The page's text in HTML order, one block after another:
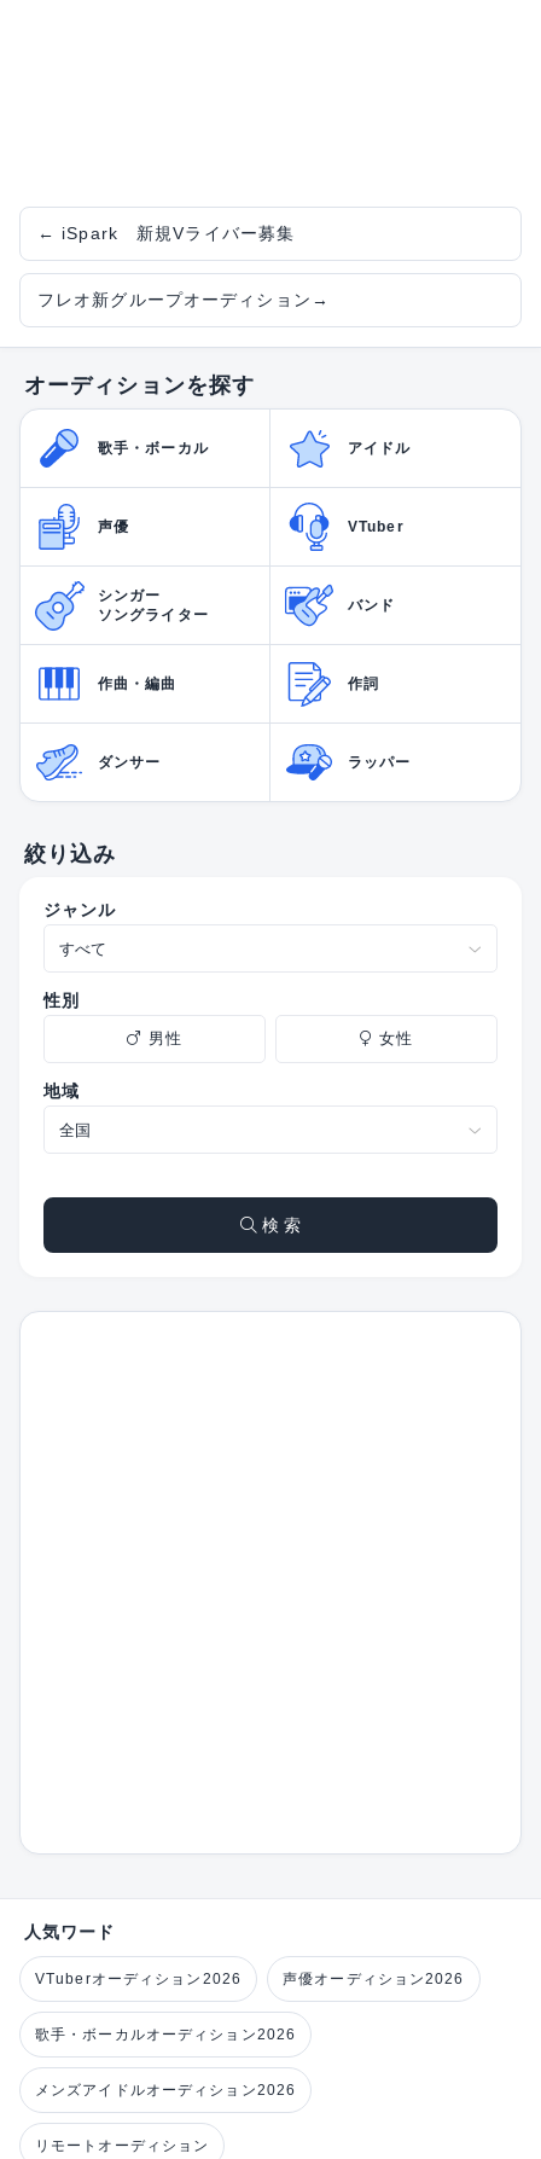
← iSpark 新規Vライバー募集
フレオ新グループオーディション →
オーディションを探す
歌手・ボーカル アイドル
声優 VTuber
シンガー
ソングライター
バンド
作曲・編曲 作詞
ダンサー ラッパー
絞り込み
ジャンル
性別
男性 女性
地域
検 索
人気ワード
VTuberオーディション2026 声優オーディション2026
歌手・ボーカルオーディション2026
メンズアイドルオーディション2026
リモートオーディション